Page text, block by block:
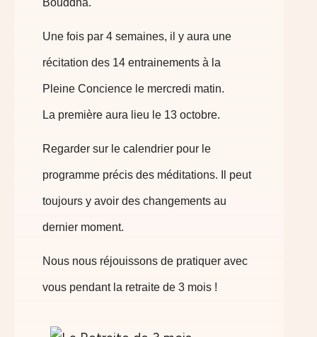
Bouddha.
Une fois par 4 semaines, il y aura une
récitation des 14 entrainements à la
Pleine Concience le mercredi matin.
La première aura lieu le 13 octobre.
Regarder sur le calendrier pour le
programme précis des méditations. Il peut
toujours y avoir des changements au
dernier moment.
Nous nous réjouissons de pratiquer avec
vous pendant la retraite de 3 mois !